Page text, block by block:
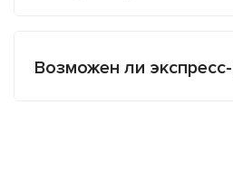
Возможен ли